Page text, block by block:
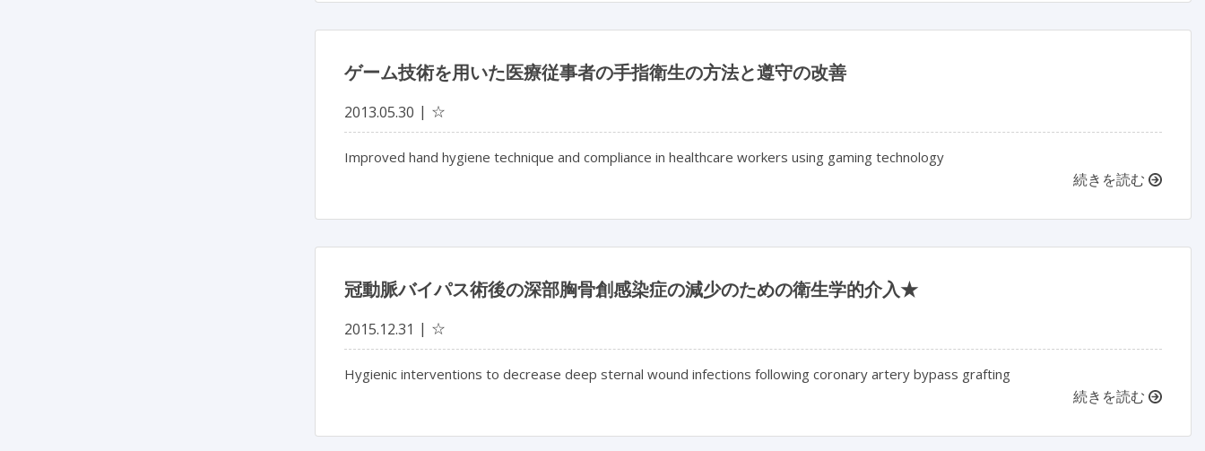
ゲーム技術を用いた医療従事者の手指衛生の方法と遵守の改善
2013.05.30 ☆
Improved hand hygiene technique and compliance in healthcare workers using gaming technology
続きを読む
冠動脈バイパス術後の深部胸骨創感染症の減少のための衛生学的介入★
2015.12.31 ☆
Hygienic interventions to decrease deep sternal wound infections following coronary artery bypass grafting
続きを読む